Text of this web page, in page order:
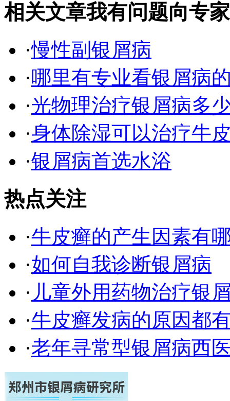
相关文章我有问题向专
·慢性副银屑病
·哪里有专业看银屑病
·光物理治疗银屑病多
·身体除湿可以治疗牛
·银屑病首选水浴
热点关注
·牛皮癣的产生因素有
·如何自我诊断银屑病
· 儿童外用药物治疗银
·牛皮癣发病的原因都
·老年寻常型银屑病西